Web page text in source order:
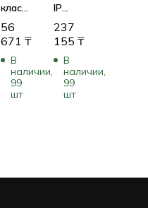
класса
IK10
для
камерами
AUTODOME
56
671 ₸
В
наличии,
99
шт
IP
Модуль
ПО
матрицы;
до 32
камер,
237
155 ₸
В
наличии,
99
шт